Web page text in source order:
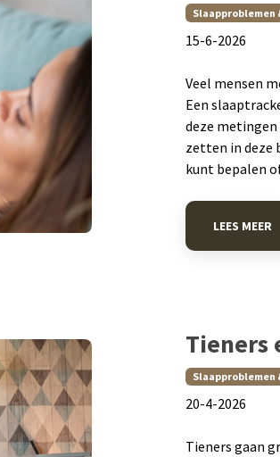
Slaapproblemen
​15-6-2026
Veel mensen
Een
deze
zetten in deze
kunt bepalen
LEES MEER
Tieners
Slaapproblemen
​20-4-2026
Tieners gaan